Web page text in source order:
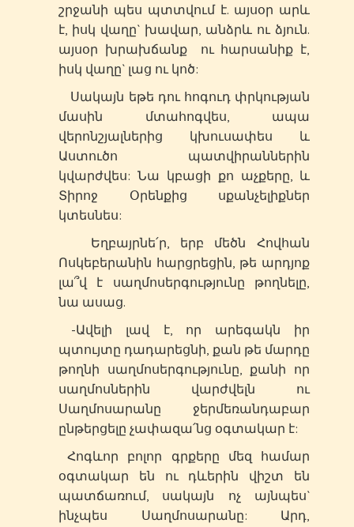
շրջանի պես պտտվում է. այսօր արև
է, իսկ վաղը` խավար, անձրև ու ձյուն.
այսօր խրախճանք ու հարսանիք է,
իսկ վաղը` լաց ու կոծ:
Սակայն եթե դու հոգուդ փրկության
մասին մտահոգվես, ապա
վերոնշյալներից կխուսափես և
Աստուծո պատվիրաններին
կվարժվես: Նա կբացի քո աչքերը, և
Տիրոջ Օրենքից սքանչելիքներ
կտեսնես:
Եղբայրնե՛ր, երբ մեծն Հովհան
Ոսկեբերանին հարցրեցին, թե արդյոք
լա՞վ է սաղմոսերգությունը թողնելը,
նա ասաց.
-Ավելի լավ է, որ արեգակն իր
պտույտը դադարեցնի, քան թե մարդը
թողնի սաղմոսերգությունը, քանի որ
սաղմոսներին վարժվելն ու
Սաղմոսարանը ջերմեռանդաբար
ընթերցելը չափազա՛նց օգտակար է:
Հոգևոր բոլոր գրքերը մեզ համար
օգտակար են ու դևերին վիշտ են
պատճառում, սակայն ոչ այնպես`
ինչպես Սաղմոսարանը: Արդ,